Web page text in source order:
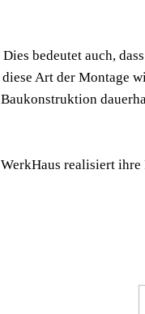
Dies bedeutet auch,
diese Art der Montage
Baukonstruktion
WerkHaus realisiert ihre